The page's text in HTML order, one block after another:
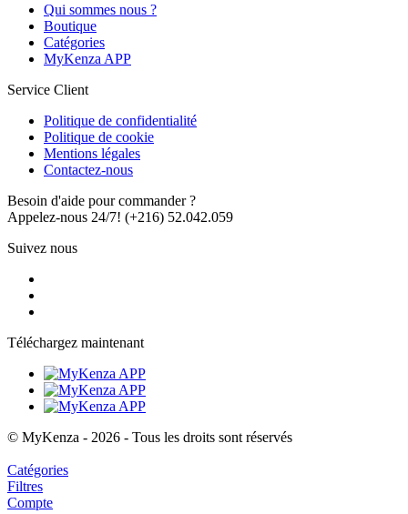
Qui sommes nous ?
Boutique
Catégories
MyKenza APP
Service Client
Politique de confidentialité
Politique de cookie
Mentions légales
Contactez-nous
Besoin d'aide pour commander ?
Appelez-nous 24/7! (+216) 52.042.059
Suivez nous
Téléchargez maintenant
© MyKenza - 2026 - Tous les droits sont réservés
Catégories
Filtres
Compte